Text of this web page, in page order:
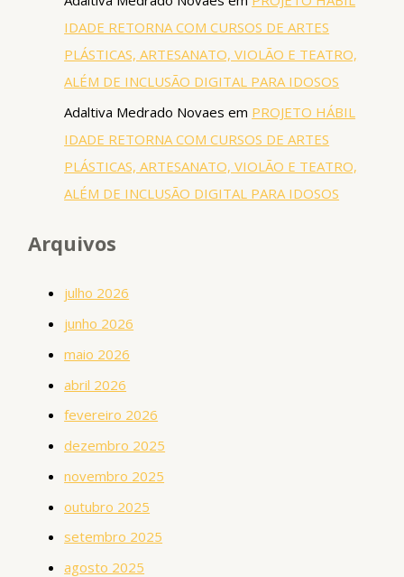
IDADE RETORNA COM CURSOS DE ARTES
PLÁSTICAS, ARTESANATO, VIOLÃO E TEATRO,
ALÉM DE INCLUSÃO DIGITAL PARA IDOSOS
Adaltiva Medrado Novaes em PROJETO HÁBIL
IDADE RETORNA COM CURSOS DE ARTES
PLÁSTICAS, ARTESANATO, VIOLÃO E TEATRO,
ALÉM DE INCLUSÃO DIGITAL PARA IDOSOS
Arquivos
julho 2026
junho 2026
maio 2026
abril 2026
fevereiro 2026
dezembro 2025
novembro 2025
outubro 2025
setembro 2025
agosto 2025